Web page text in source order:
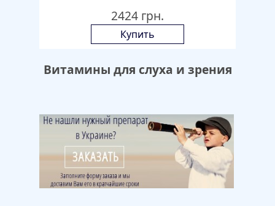
2424 грн.
Купить
Витамины для слуха и зрения